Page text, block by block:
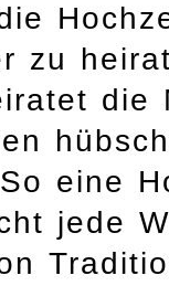
zu
die
eine
jede